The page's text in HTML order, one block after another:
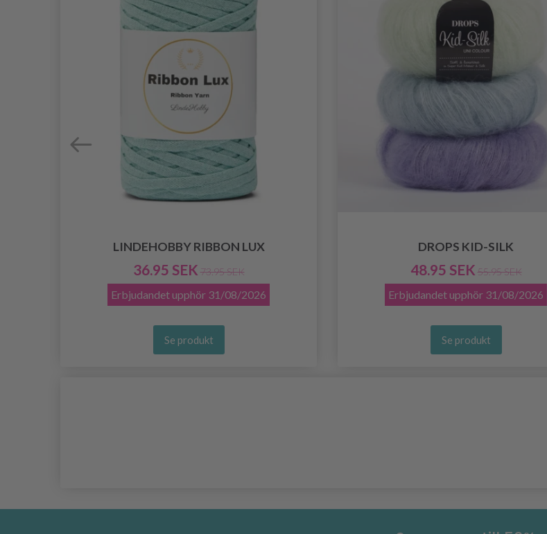
LINDEHOBBY RIBBON LUX
36.95 SEK 73.95 SEK
Erbjudandet upphör 31/08/2026
Se produkt
DROPS KID-SILK
48.95 SEK 55.95 SEK
Erbjudandet upphör 31/08/2026
Se produkt